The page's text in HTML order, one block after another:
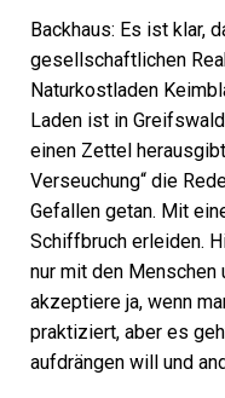
Backhaus: Es ist klar,
gesellschaftlichen
Naturkostladen
Laden ist in
einen Zettel
Verseuchung“ die
Gefallen getan. Mit
Schiffbruch erleiden.
nur mit den Menschen
akzeptiere ja, wenn
praktiziert, aber es
aufdrängen will und